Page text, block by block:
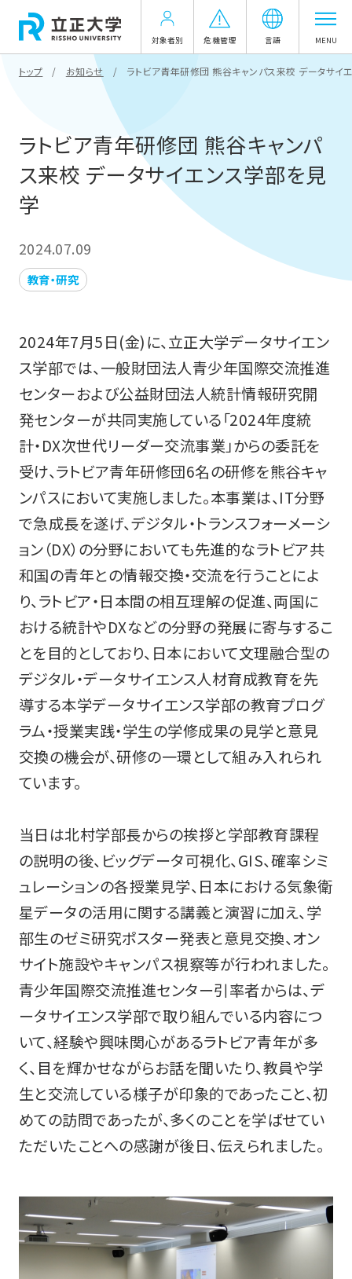
対象者別 危機管理 言語 MENU
トップ お知らせ ラトビア青年研修団 熊谷キャンパス来校 データサイ
ラトビア青年研修団 熊谷キャンパ
ス来校 データサイエンス学部を見
学
2024.07.09
教育・研究
2024年7月5日(金)に、立正大学データサイエン
ス学部では、一般財団法人青少年国際交流推進
センターおよび公益財団法人統計情報研究開
発センターが共同実施している「2024年度統
計・DX次世代リーダー交流事業」からの委託を
受け、ラトビア青年研修団6名の研修を熊谷キャ
ンパスにおいて実施しました。本事業は、IT分野
で急成長を遂げ、デジタル・トランスフォーメーシ
ョン（DX）の分野においても先進的なラトビア共
和国の青年との情報交換・交流を行うことによ
り、ラトビア・日本間の相互理解の促進、両国に
おける統計やDXなどの分野の発展に寄与するこ
とを目的としており、日本において文理融合型の
デジタル・データサイエンス人材育成教育を先
導する本学データサイエンス学部の教育プログ
ラム・授業実践・学生の学修成果の見学と意見
交換の機会が、研修の一環として組み入れられ
ています。
当日は北村学部長からの挨拶と学部教育課程
の説明の後、ビッグデータ可視化、GIS、確率シミ
ュレーションの各授業見学、日本における気象衛
星データの活用に関する講義と演習に加え、学
部生のゼミ研究ポスター発表と意見交換、オン
サイト施設やキャンパス視察等が行われました。
青少年国際交流推進センター引率者からは、デ
ータサイエンス学部で取り組んでいる内容につ
いて、経験や興味関心があるラトビア青年が多
く、目を輝かせながらお話を聞いたり、教員や学
生と交流している様子が印象的であったこと、初
めての訪問であったが、多くのことを学ばせてい
ただいたことへの感謝が後日、伝えられました。